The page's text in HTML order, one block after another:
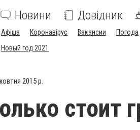
Новини Довідник
Афіша Коронавірус Вакансии Погода
Новый год 2021
2015 р.
стоит